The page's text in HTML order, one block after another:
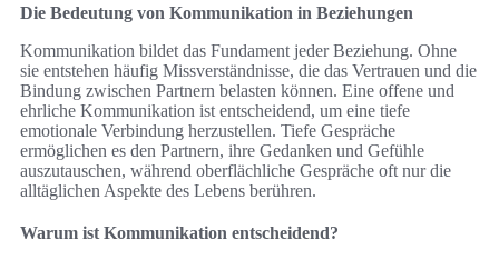
Die Bedeutung von Kommunikation in Beziehungen
Kommunikation bildet das Fundament jeder Beziehung. Ohne
sie entstehen häufig Missverständnisse, die das Vertrauen und die
Bindung zwischen Partnern belasten können. Eine offene und
ehrliche Kommunikation ist entscheidend, um eine tiefe
emotionale Verbindung herzustellen. Tiefe Gespräche
ermöglichen es den Partnern, ihre Gedanken und Gefühle
auszutauschen, während oberflächliche Gespräche oft nur die
alltäglichen Aspekte des Lebens berühren.
Warum ist Kommunikation entscheidend?